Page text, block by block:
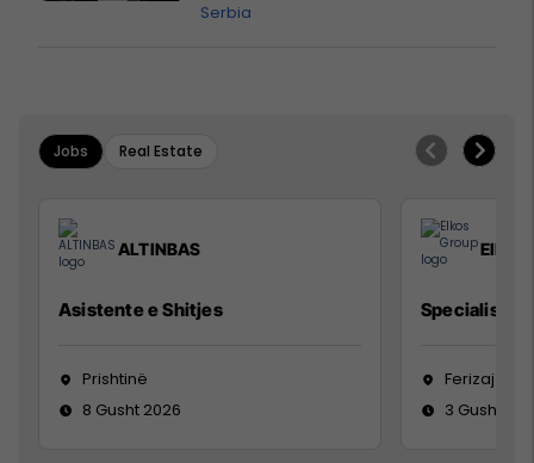
Serbia
Jobs Real Estate
ALTINBAS
Asistente e Shitjes
Prishtinë
8 Gusht 2026
Elkos
Specialist
Ferizaj
3 Gusht